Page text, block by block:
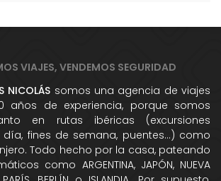
VIAJES, VENDEMOS SEGURIDAD
NICOLÁS somos una agencia de viajes
de experiencia, porque somos
en rutas ibéricas (excursiones
fines de semana, puentes...) como
Todo hecho por la casa, pateando
como ARGENTINA, JAPÓN, NUEVA